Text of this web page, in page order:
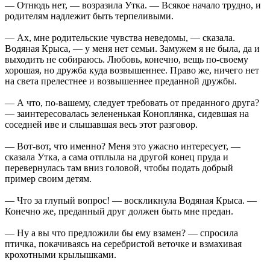
— Отнюдь нет, — возразила Утка. — Всякое начало трудно, и
родителям надлежит быть терпеливыми.
— Ах, мне родительские чувства неведомы, — сказала.
Водяная Крыса, — у меня нет семьи. Замужем я не была, да и
выходить не собираюсь. Любовь, конечно, вещь по-своему
хорошая, но дружба куда возвышеннее. Право же, ничего нет
на света прелестнее и возвышеннее преданной дружбы.
— А что, по-вашему, следует требовать от преданного друга?
— заинтересовалась зелененькая Коноплянка, сидевшая на
соседней иве и слышавшая весь этот разговор.
— Вот-вот, что именно? Меня это ужасно интересует, —
сказала Утка, а сама отплыла на другой конец пруда и
перевернулась там вниз головой, чтобы подать добрый
пример своим детям.
— Что за глупый вопрос! — воскликнула Водяная Крыса. —
Конечно же, преданный друг должен быть мне предан.
— Ну а вы что предложили бы ему взамен? — спросила
птичка, покачиваясь на серебристой веточке и взмахивая
крохотными крылышками.